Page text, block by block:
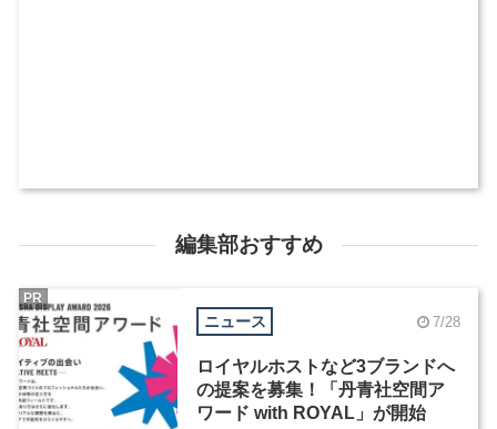
編集部おすすめ
ニュース 7/28
ロイヤルホストなど3ブランドへ
の提案を募集！「丹青社空間ア
ワード with ROYAL」が開始
PR